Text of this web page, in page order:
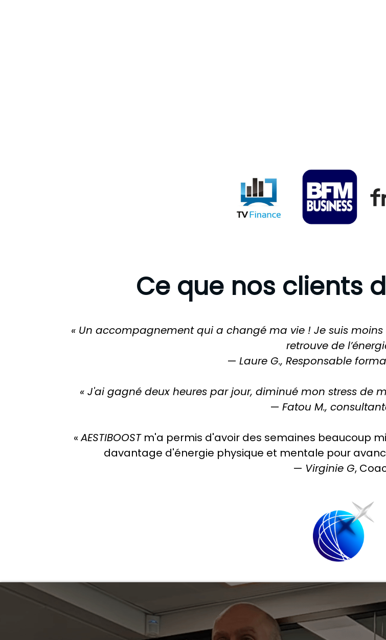
Ce que nos clients
« Un accompagnement qui a changé ma vie ! Je suis moins
retrouve de
—Laure G., Responsable
« J'ai gagné deux heures par jour, diminué mon stress de
— Fatou M.,
«AESTIBOOSTm'a permis d'avoir des semaines beaucoup
davantage d'énergie physique et mentale pour
— Virginie G,